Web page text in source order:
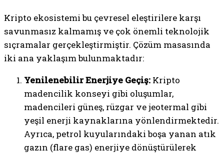
Kripto ekosistemi bu çevresel eleştirilere karşı
savunmasız kalmamış ve çok önemli teknolojik
sıçramalar gerçekleştirmiştir. Çözüm masasında
iki ana yaklaşım bulunmaktadır:
Yenilenebilir Enerjiye Geçiş: Kripto
madencilik konseyi gibi oluşumlar,
madencileri güneş, rüzgar ve jeotermal gibi
yeşil enerji kaynaklarına yönlendirmektedir.
Ayrıca, petrol kuyularındaki boşa yanan atık
gazın (flare gas) enerjiye dönüştürülerek